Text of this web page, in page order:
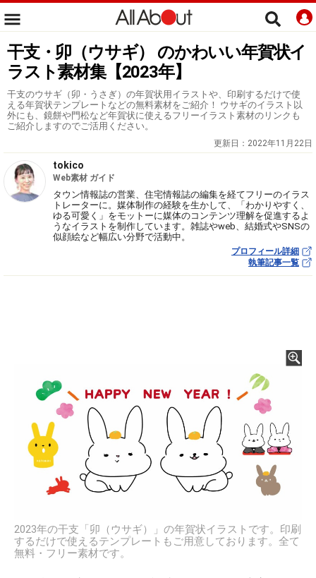
干支・卯（ウサギ） のかわいい年賀状イ
ラスト素材集【2023年】
干支のウサギ（卯・うさぎ）の年賀状用イラストや、印刷するだけで使
える年賀状テンプレートなどの無料素材をご紹介！ ウサギのイラスト以
外にも、鏡餅や門松など年賀状に使えるフリーイラスト素材のリンクも
ご紹介しますのでご活用ください。
更新日： 2022年11月22日
tokico
Web素材 ガイド
タウン情報誌の営業、住宅情報誌の編集を経てフリーのイラス
トレーターに。媒体制作の経験を生かして、「わかりやすく、
ゆる可愛く」をモットーに媒体のコンテンツ理解を促進するよ
うなイラストを制作しています。雑誌やweb、結婚式やSNSの
似顔絵など幅広い分野で活動中。
プロフィール詳細
執筆記事一覧
2023年の干支「卯（ウサギ）」の年賀状イラストです。印刷
するだけで使えるテンプレートもご用意しております。全て
無料・フリー素材です。